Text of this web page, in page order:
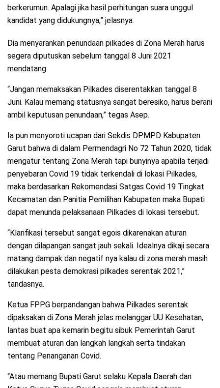
berkerumun. Apalagi jika hasil perhitungan suara unggul
kandidat yang didukungnya,” jelasnya.
Dia menyarankan penundaan pilkades di Zona Merah harus
segera diputuskan sebelum tanggal 8 Juni 2021
mendatang.
“Jangan memaksakan Pilkades diserentakkan tanggal 8
Juni. Kalau memang statusnya sangat beresiko, harus berani
ambil keputusan penundaan,” tegas Asep.
Ia pun menyoroti ucapan dari Sekdis DPMPD Kabupaten
Garut bahwa di dalam Permendagri No 72 Tahun 2020, tidak
mengatur tentang Zona Merah tapi bunyinya apabila terjadi
penyebaran Covid 19 tidak terkendali di lokasi Pilkades,
maka berdasarkan Rekomendasi Satgas Covid 19 Tingkat
Kecamatan dan Panitia Pemilihan Kabupaten maka Bupati
dapat menunda pelaksanaan Pilkades di lokasi tersebut.
“Klarifikasi tersebut sangat egois dikarenakan aturan
dengan dilapangan sangat jauh sekali. Idealnya dikaji secara
matang dampak dan negatif nya kalau di zona merah masih
dilakukan pesta demokrasi pilkades serentak 2021,”
tandasnya.
Ketua FPPG berpandangan bahwa Pilkades serentak
dipaksakan di Zona Merah jelas melanggar UU Kesehatan,
lantas buat apa kemarin begitu sibuk Pemerintah Garut
membuat aturan dan langkah langkah serta tindakan
tentang Penanganan Covid.
“Atau memang Bupati Garut selaku Kepala Daerah dan